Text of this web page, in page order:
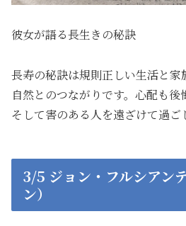
彼女が語る長生きの秘訣
長寿の秘訣は規則正しい生活と家
自然とのつながりです。心配も後
そして害のある人を遠ざけて過ご
3/5 ジョン・フルシアン
ン）